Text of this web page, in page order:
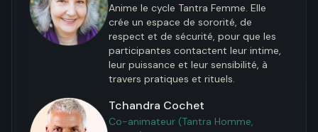
Anime le cycle Tantra Femme. Elle
crée un espace de sororité, de
respect et de sécurité, pour que les
participantes contactent leur intime,
leur puissance et leur sensibilité, à
travers pratiques et rituels.
Tchandra Cochet
Co-animateur (Tantra Homme,